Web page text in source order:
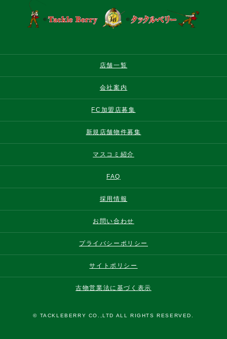
店舗一覧
会社案内
FC加盟店募集
新規店舗物件募集
マスコミ紹介
FAQ
採用情報
お問い合わせ
プライバシーポリシー
サイトポリシー
古物営業法に基づく表示
© TACKLEBERRY CO.,LTD ALL RIGHTS RESERVED.